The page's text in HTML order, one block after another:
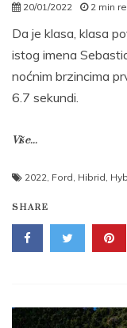
20/01/2022 2 min
Da je klasa, klasa
istog imena
noćnim brzincima
6.7 sekundi.
Više...
2022, Ford, Hibrid,
SHARE